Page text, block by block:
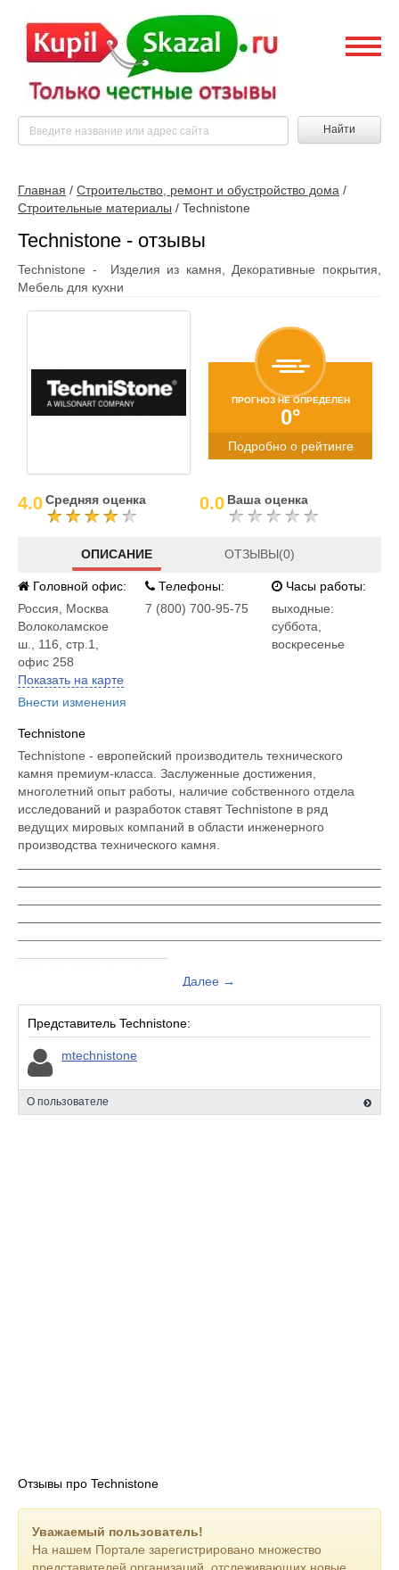
Найти
Главная / Строительство, ремонт и обустройство дома /
Строительные материалы / Technistone
Technistone - отзывы
Technistone - Изделия из камня, Декоративные покрытия,
Мебель для кухни
ПРОГНОЗ НЕ ОПРЕДЕЛЕН
0°
Подробно о рейтинге
4.0Средняя оценка 0.0 Ваша оценка
ОПИСАНИЕ ОТЗЫВЫ(0)
Головной офис:
Россия
Москва
Волоколамское
ш., 116, стр.1,
офис 258
Показать на карте
Внести изменения
Телефоны:
7 (800) 700-95-75
Часы работы:
выходные:
суббота,
воскресенье
Technistone
Technistone - европейский производитель технического
камня премиум-класса. Заслуженные достижения,
многолетний опыт работы, наличие собственного отдела
исследований и разработок ставят Technistone в ряд
ведущих мировых компаний в области инженерного
производства технического камня.
Далее →
Представитель Technistone:
mtechnistone
О пользователе
Отзывы про Technistone
Уважаемый пользователь!
На нашем Портале зарегистрировано множество